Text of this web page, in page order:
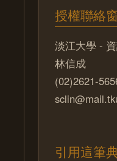
授權聯絡
淡江大學 -
林信成
(02)2621-
引用這筆